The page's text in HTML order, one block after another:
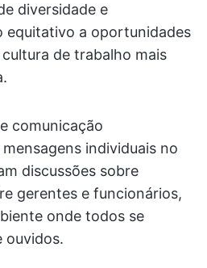
diversidade e
equitativo a oportunidades
de trabalho mais
comunicação
individuais no
discussões sobre
gerentes e funcionários,
onde todos se
ouvidos.